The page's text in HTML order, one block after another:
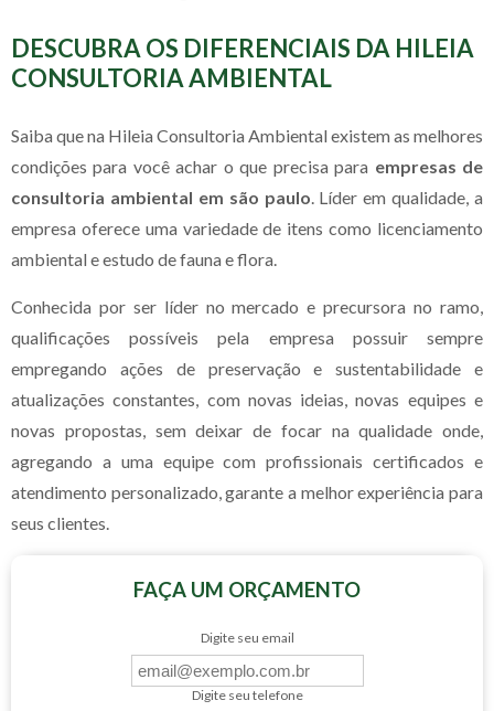
DESCUBRA OS DIFERENCIAIS DA HILEIA
CONSULTORIA AMBIENTAL
Saiba que na Hileia Consultoria Ambiental existem as melhores
condições para você achar o que precisa para empresas de
consultoria ambiental em são paulo. Líder em qualidade, a
empresa oferece uma variedade de itens como licenciamento
ambiental e estudo de fauna e flora.
Conhecida por ser líder no mercado e precursora no ramo,
qualificações possíveis pela empresa possuir sempre
empregando ações de preservação e sustentabilidade e
atualizações constantes, com novas ideias, novas equipes e
novas propostas, sem deixar de focar na qualidade onde,
agregando a uma equipe com profissionais certificados e
atendimento personalizado, garante a melhor experiência para
seus clientes.
FAÇA UM ORÇAMENTO
Digite seu email
Digite seu telefone